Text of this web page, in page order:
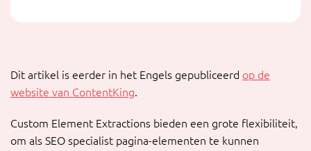
Dit artikel is eerder in het Engels gepubliceerd op de
website van ContentKing.
Custom Element Extractions bieden een grote flexibiliteit,
om als SEO specialist pagina-elementen te kunnen